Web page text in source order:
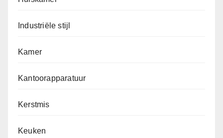
Industriële stijl
Kamer
Kantoorapparatuur
Kerstmis
Keuken